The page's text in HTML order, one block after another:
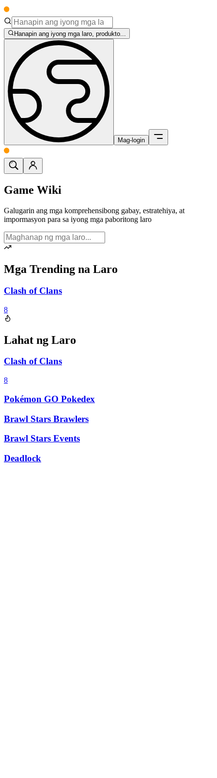
Hanapin ang iyong mga laro, produkto...
Mag-login
Game Wiki
Galugarin ang mga komprehensibong gabay, estratehiya, at
impormasyon para sa iyong mga paboritong laro
Mga Trending na Laro
Clash of Clans
8
Lahat ng Laro
Clash of Clans
8
Pokémon GO Pokedex
Brawl Stars Brawlers
Brawl Stars Events
Deadlock